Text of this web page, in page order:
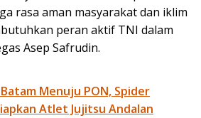
rasa aman masyarakat dan iklim
peran aktif TNI dalam
Asep Safrudin.
Menuju PON, Spider
Atlet Jujitsu Andalan